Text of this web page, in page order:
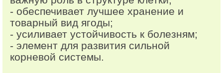
- обеспечивает лучшее хранение и
товарный вид ягоды;
- усиливает устойчивость к болезням;
- элемент для развития сильной
корневой системы.